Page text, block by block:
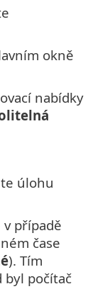
okně
nabídky
úlohu
případě
čase
). Tím
byl počítač